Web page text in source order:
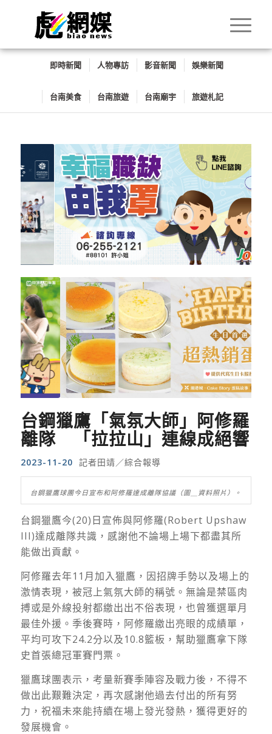
即時新聞 人物專訪 影音新聞 娛樂新聞
台南美食 台南旅遊 台南廟宇 旅遊札記
台鋼獵鷹「氣氛大師」阿修羅
離隊 「拉拉山」連線成絕響
2023-11-20 記者田靖／綜合報導
台鋼獵鷹球團今日宣布和阿修羅達成離隊協議（圖＿資料照片）。
台鋼獵鷹今(20)日宣佈與阿修羅(Robert Upshaw
III)達成離隊共識，感謝他不論場上場下都盡其所
能做出貢獻。
阿修羅去年11月加入獵鷹，因招牌手勢以及場上的
激情表現，被冠上氣氛大師的稱號。無論是禁區肉
搏或是外線投射都繳出出不俗表現，也曾獲選單月
最佳外援。季後賽時，阿修羅繳出亮眼的成績單，
平均可攻下24.2分以及10.8籃板，幫助獵鷹拿下隊
史首張總冠軍賽門票。
獵鷹球團表示，考量新賽季陣容及戰力後，不得不
做出此艱難決定，再次感謝他過去付出的所有努
力，祝福未來能持續在場上發光發熱，獲得更好的
發展機會。